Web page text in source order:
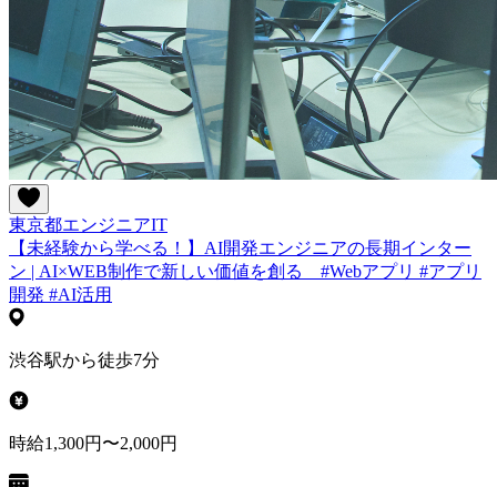
東京都エンジニアIT
【未経験から学べる！】AI開発エンジニアの長期インター
ン | AI×WEB制作で新しい価値を創る #Webアプリ #アプリ
開発 #AI活用
渋谷駅から徒歩7分
時給1,300円〜2,000円